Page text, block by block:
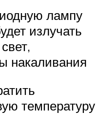
лампу
излучать
накаливания
температуру